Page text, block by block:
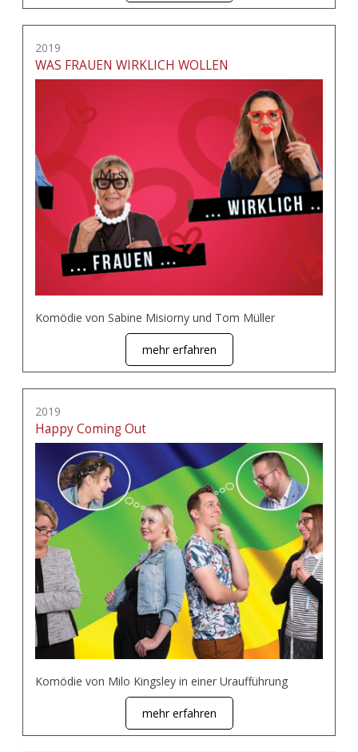
2019
WAS FRAUEN WIRKLICH WOLLEN
Komödie von Sabine Misiorny und Tom Müller
mehr erfahren
2019
Happy Coming Out
Komödie von Milo Kingsley in einer Uraufführung
mehr erfahren